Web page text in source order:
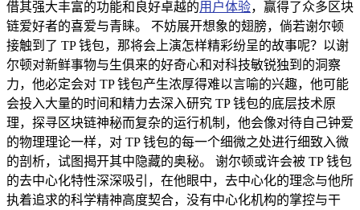
借其强大丰富的功能和良好卓越的用户体验，赢得了众多区块
链爱好者的喜爱与青睐。 不妨展开想象的翅膀，倘若谢尔顿
接触到了 TP 钱包，那将会上演怎样精彩纷呈的故事呢？以谢
尔顿对新鲜事物与生俱来的好奇心和对科技敏锐独到的洞察
力，他必定会对 TP 钱包产生浓厚得难以言喻的兴趣，他可能
会投入大量的时间和精力去深入研究 TP 钱包的底层技术原
理，探寻区块链神秘而复杂的运行机制，他会像对待自己钟爱
的物理理论一样，对 TP 钱包的每一个细微之处进行细致入微
的剖析，试图揭开其中隐藏的奥秘。 谢尔顿或许会被 TP 钱包
的去中心化特性深深吸引，在他眼中，去中心化的理念与他所
执着追求的科学精神高度契合，没有中心化机构的掌控与干